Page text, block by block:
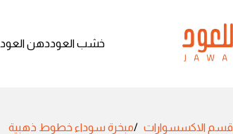
خشب العوددهن العود
قسم الاكسسوارات مبخرة سوداء خطوط ذهبية